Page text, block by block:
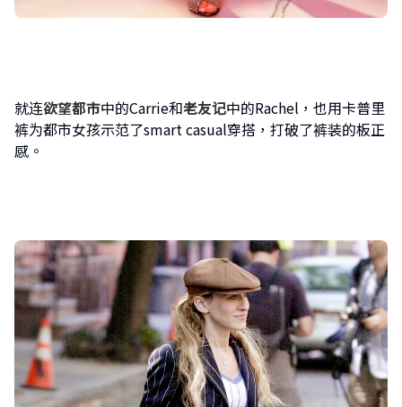
就连欲望都市中的Carrie和老友记中的Rachel，也用卡普里
裤为都市女孩示范了smart casual穿搭，打破了裤装的板正
感。